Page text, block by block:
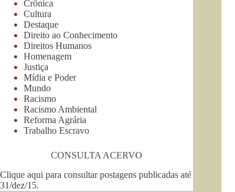
Crônica
Cultura
Destaque
Direito ao Conhecimento
Direitos Humanos
Homenagem
Justiça
Mídia e Poder
Mundo
Racismo
Racismo Ambiental
Reforma Agrária
Trabalho Escravo
CONSULTA ACERVO
Clique aqui para consultar postagens publicadas até
31/dez/15.